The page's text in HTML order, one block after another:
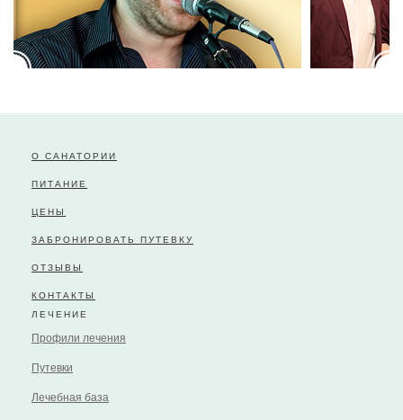
О САНАТОРИИ
ПИТАНИЕ
ЦЕНЫ
ЗАБРОНИРОВАТЬ ПУТЕВКУ
ОТЗЫВЫ
КОНТАКТЫ
ЛЕЧЕНИЕ
Профили лечения
Путевки
Лечебная база